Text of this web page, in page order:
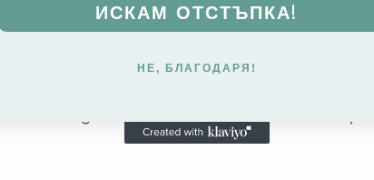
джоб за събиране улавя паднала,
дрехите чисти.
без BPA, който издържа на
Сладкият дизайн „Forest Friends“ с
ИСКАМ ОТСТЪПКА!
НЕ, БЛАГОДАРЯ!